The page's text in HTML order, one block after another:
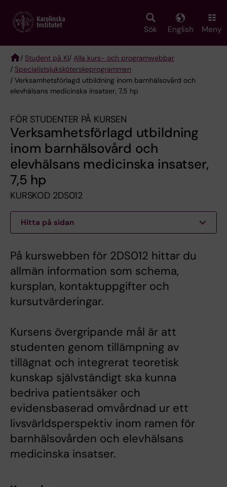
main
Sök English Meny
Breadcrumb
/ Student på KI/ Alla kurs- och programwebbar
/ Specialist­sjuksköterske­programmen
/ Verksamhetsförlagd utbildning inom barnhälsovård och
elevhälsans medicinska insatser, 7,5 hp
FÖR STUDENTER PÅ KURSEN
Verksamhetsförlagd utbildning
inom barnhälsovård och
elevhälsans medicinska insatser,
7,5 hp
KURSKOD 2DS012
Hitta på sidan
På kurswebben för 2DS012 hittar du
allmän information som schema,
kursplan, kontaktuppgifter och
kursutvärderingar.
Kursens övergripande mål är att
studenten genom tillämpning av
tillägnat och integrerat teoretisk
kunskap självständigt ska kunna
bedriva patientsäker och
evidensbaserad omvårdnad ur ett
livsvärldsperspektiv inom ramen för
barnhälsovården och elevhälsans
medicinska insatser.